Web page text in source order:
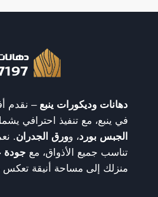
دهانات وديكورات ينبع – نقدم
في ينبع، مع تنفيذ احترافي
الجبس بورد، وورق الجدران.
تناسب جميع الأذواق، مع جودة
منزلك إلى مساحة أنيقة